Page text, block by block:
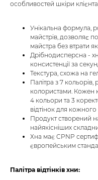
особливостей шкіри
Унікальна формула,
майстрів, дозволяє
майстра без втрати
Дрібнодисперсна -
консистенції за
Текстура, схожа на
Палітра з 7
колористами. Кожен
4 кольори та 3
відтінок для кожного
Продукт створений
найякісніших
Хна має CPNP
європейським
Палітра відтінків хни: